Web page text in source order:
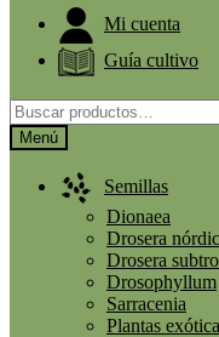
Mi cuenta
Guía cultivo
Buscar
por:Menú
Semillas
Dionaea
Drosera
Drosera
Drosophyllum
Sarracenia
Plantas